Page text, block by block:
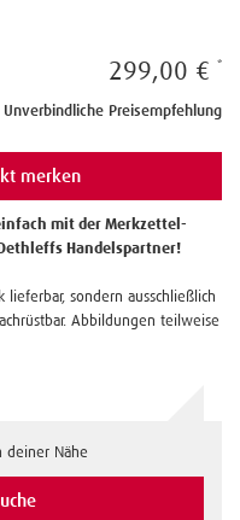
299,00 €
Unverbindliche Preisempfehlung
merken
mit der Merkzettel-
Handelspartner!
sondern ausschließlich
Abbildungen teilweise
deiner Nähe